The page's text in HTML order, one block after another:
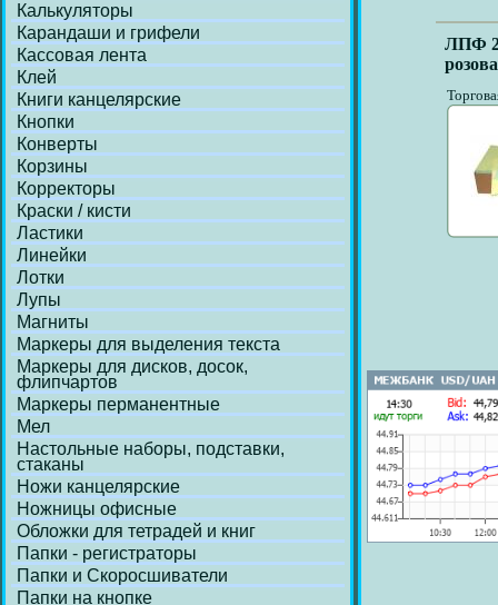
Калькуляторы
Карандаши и грифели
Кассовая лента
Клей
Книги канцелярские
Кнопки
Конверты
Корзины
Корректоры
Краски / кисти
Ластики
Линейки
Лотки
Лупы
Магниты
Маркеры для выделения текста
Маркеры для дисков, досок,
флипчартов
Маркеры перманентные
Мел
Настольные наборы, подставки,
стаканы
Ножи канцелярские
Ножницы офисные
Обложки для тетрадей и книг
Папки - регистраторы
Папки и Скоросшиватели
Папки на кнопке
ЛПФ